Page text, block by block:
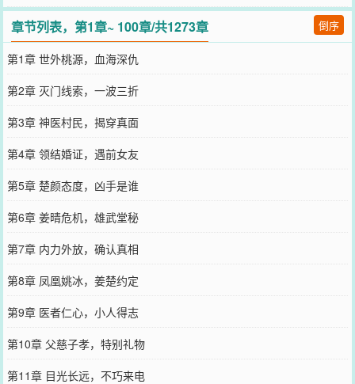
章节列表，第1章~ 100章/共1273章 倒序
第1章 世外桃源，血海深仇
第2章 灭门线索，一波三折
第3章 神医村民，揭穿真面
第4章 领结婚证，遇前女友
第5章 楚颜态度，凶手是谁
第6章 姜晴危机，雄武堂秘
第7章 内力外放，确认真相
第8章 凤凰姚冰，姜楚约定
第9章 医者仁心，小人得志
第10章 父慈子孝，特别礼物
第11章 目光长远，不巧来电